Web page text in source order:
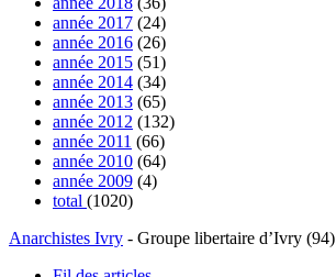
année 2017 (24)
année 2016 (26)
année 2015 (51)
année 2014 (34)
année 2013 (65)
année 2012 (132)
année 2011 (66)
année 2010 (64)
année 2009 (4)
total (1020)
Anarchistes Ivry - Groupe libertaire d’Ivry (94)